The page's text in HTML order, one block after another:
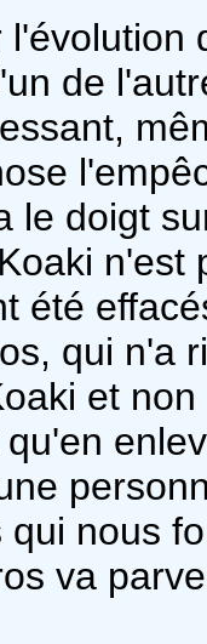
de
le doigt
n'est
été
qui n'a
et
nous
va